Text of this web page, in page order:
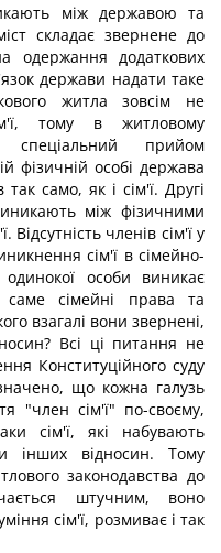
між державою та
складає звернене до
одержання додаткових
держави надати таке
житла зовсім не
тому в житловому
спеціальний прийом
фізичній особі держава
само, як і сім'ї. Другі
між фізичними
Відсутність членів сім'ї у
сім'ї в сімейно-
особи виникає
саме сімейні права та
взагалі вони звернені,
Всі ці питання не
Конституційного суду
що кожна галузь
"член сім'ї" по-своєму,
сім'ї, які набувають
інших відносин. Тому
законодавства до
штучним, воно
сім'ї, розмиває і так